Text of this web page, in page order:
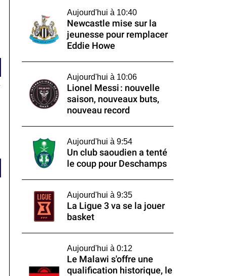
Aujourd'hui à 10:40
Newcastle mise sur la
jeunesse pour remplacer
Eddie Howe
Aujourd'hui à 10:06
Lionel Messi : nouvelle
saison, nouveaux buts,
nouveau record
Aujourd'hui à 9:54
Un club saoudien a tenté
le coup pour Deschamps
Aujourd'hui à 9:35
La Ligue 3 va se la jouer
basket
Aujourd'hui à 0:12
Le Malawi s'offre une
qualification historique, le